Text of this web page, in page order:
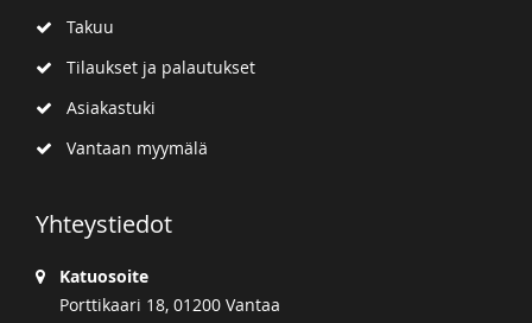
Takuu
Tilaukset ja palautukset
Asiakastuki
Vantaan myymälä
Yhteystiedot
Katuosoite
Porttikaari 18, 01200 Vantaa